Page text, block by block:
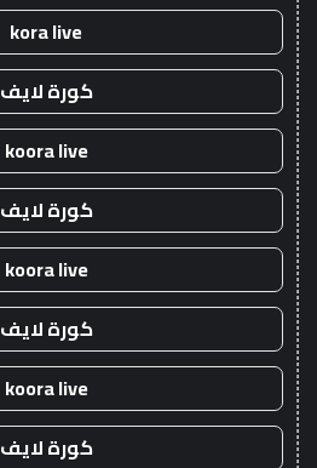
kora live
كورة لايف
koora live
كورة لايف
koora live
كورة لايف
koora live
كورة لايف